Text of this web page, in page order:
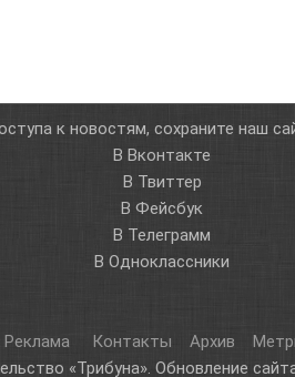
к новостям, сохраните наш
В Вконтакте
В Твиттер
В Фейсбук
В Телеграмм
В Одноклассники
Реклама Контакты Архив
«Трибуна». Обновление